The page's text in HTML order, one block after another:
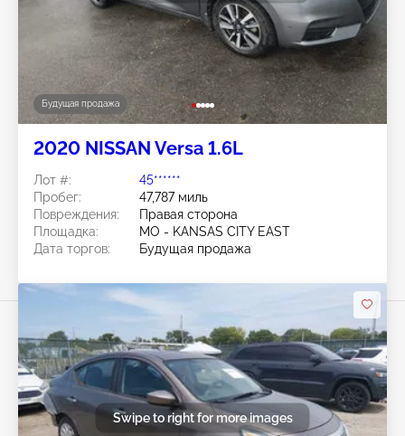
Будущая продажа
2020 NISSAN Versa 1.6L
Лот #:
45******
Пробег:
47,787 миль
Повреждения:
Правая сторона
Площадка:
MO - KANSAS CITY EAST
Дата торгов:
Будущая продажа
Swipe to right for more images